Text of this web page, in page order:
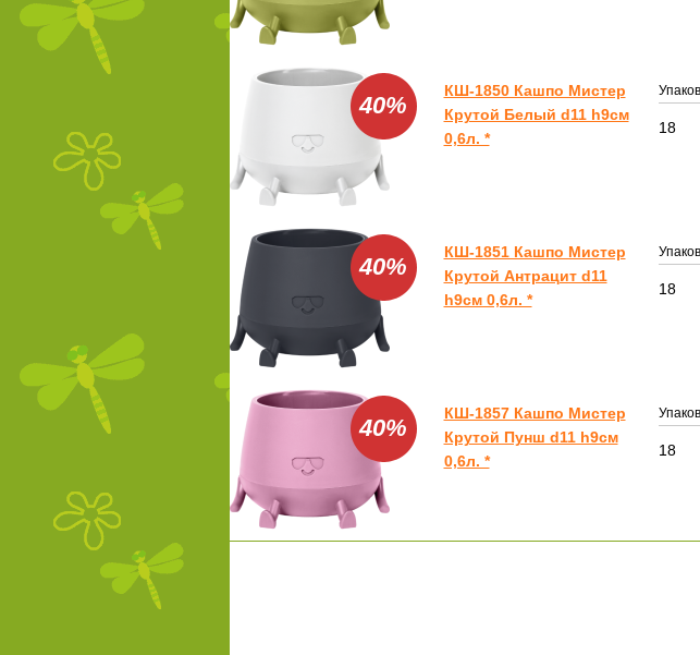
40%
КШ-1850 Кашпо Мистер
Крутой Белый d11 h9см
0,6л. *
18
40%
КШ-1851 Кашпо Мистер
Крутой Антрацит d11
h9см 0,6л. *
18
40%
КШ-1857 Кашпо Мистер
Крутой Пунш d11 h9см
0,6л. *
18